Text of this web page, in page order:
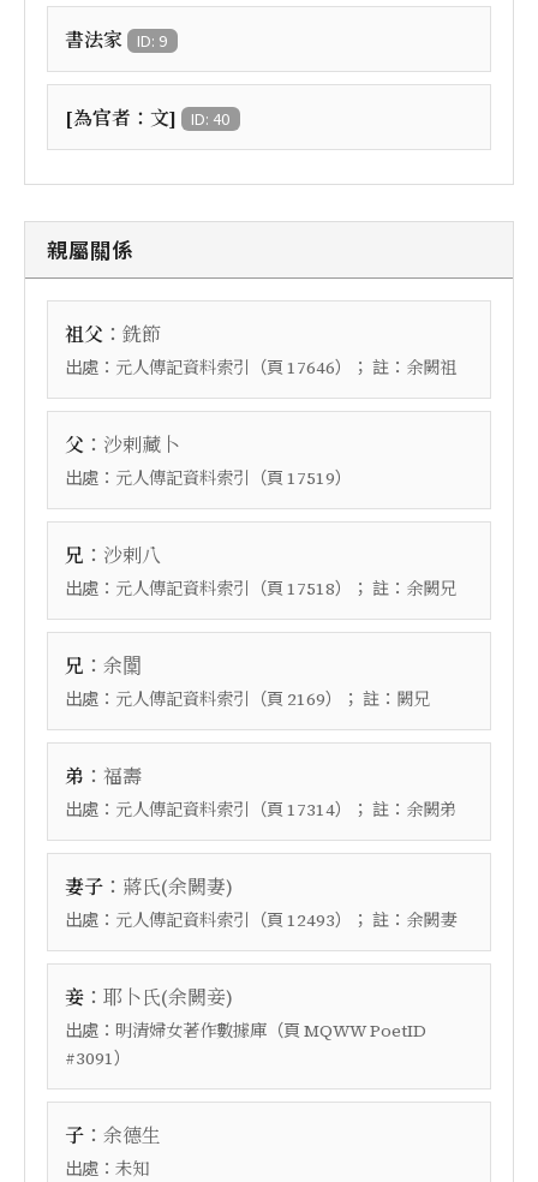
書法家 ID: 9
[為官者：文] ID: 40
親屬關係
祖父 ： 銑節
出處： 元人傳記資料索引 （頁 17646）； 註： 余闕祖
父 ： 沙剌藏卜
出處： 元人傳記資料索引 （頁 17519）
兄 ： 沙剌八
出處： 元人傳記資料索引 （頁 17518）； 註： 余闕兄
兄 ： 余闑
出處： 元人傳記資料索引 （頁 2169）； 註： 闕兄
弟 ： 福壽
出處： 元人傳記資料索引 （頁 17314）； 註： 余闕弟
妻子 ： 蔣氏(余闕妻)
出處： 元人傳記資料索引 （頁 12493）； 註： 余闕妻
妾 ： 耶卜氏(余闕妾)
出處： 明清婦女著作數據庫 （頁 MQWW PoetID
#3091）
子 ： 余德生
出處： 未知